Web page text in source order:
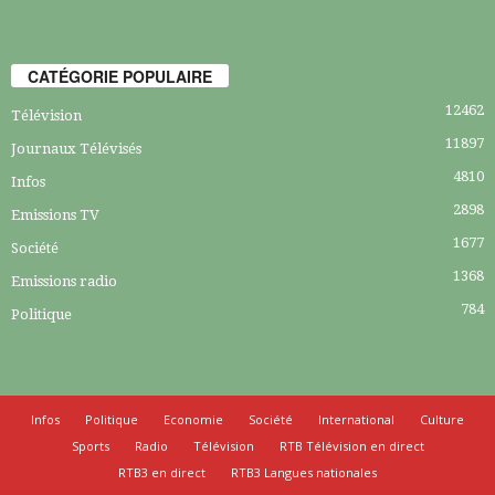
CATÉGORIE POPULAIRE
Télévision 12462
Journaux Télévisés 11897
Infos 4810
Emissions TV 2898
Société 1677
Emissions radio 1368
Politique 784
Infos Politique Economie Société International
Culture
Sports
Radio Télévision
RTB Télévision en direct
RTB3 en direct
RTB3 Langues nationales